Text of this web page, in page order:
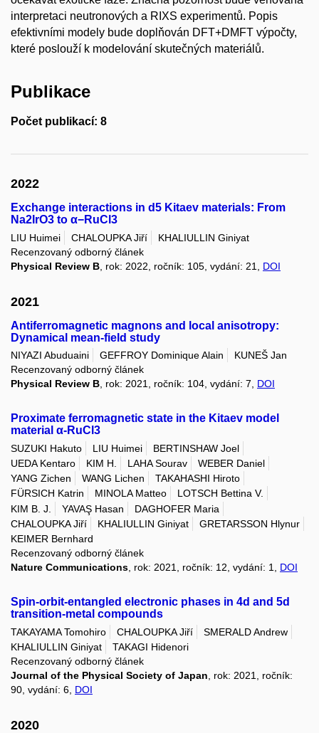
interpretaci neutronových a RIXS experimentů. Popis
efektivními modely bude doplňován DFT+DMFT výpočty,
které poslouží k modelování skutečných materiálů.
Publikace
Počet publikací: 8
2022
Exchange interactions in d5 Kitaev materials: From
Na2IrO3 to α−RuCl3
LIU Huimei CHALOUPKA Jiří
KHALIULLIN Giniyat
Recenzovaný odborný článek
Physical Review B , rok: 2022, ročník: 105, vydání: 21, DOI
2021
Antiferromagnetic magnons and local anisotropy:
Dynamical mean-field study
NIYAZI Abuduaini GEFFROY Dominique Alain
KUNEŠ Jan
Recenzovaný odborný článek
Physical Review B, rok: 2021, ročník: 104, vydání: 7, DOI
Proximate ferromagnetic state in the Kitaev model
material α-RuCl3
SUZUKI Hakuto LIU Huimei
BERTINSHAW Joel
UEDA Kentaro
KIM H. LAHA Sourav
WEBER Daniel
YANG Zichen
WANG Lichen
TAKAHASHI Hiroto
FÜRSICH Katrin
MINOLA Matteo
LOTSCH Bettina V.
KIM B. J.
YAVAŞ Hasan
DAGHOFER Maria
CHALOUPKA Jiří
KHALIULLIN Giniyat
GRETARSSON Hlynur
KEIMER Bernhard
Recenzovaný odborný článek
Nature Communications, rok: 2021, ročník: 12, vydání: 1, DOI
Spin-orbit-entangled electronic phases in 4d and 5d
transition-metal compounds
TAKAYAMA Tomohiro CHALOUPKA Jiří
SMERALD Andrew
KHALIULLIN Giniyat
TAKAGI Hidenori
Recenzovaný odborný článek
Journal of the Physical Society of Japan , rok: 2021, ročník:
90, vydání: 6, DOI
2020